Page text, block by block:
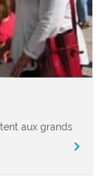
aux grands
chevron_right